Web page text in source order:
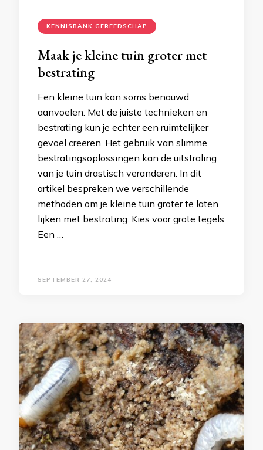
KENNISBANK GEREEDSCHAP
Maak je kleine tuin groter met
bestrating
Een kleine tuin kan soms benauwd
aanvoelen. Met de juiste technieken en
bestrating kun je echter een ruimtelijker
gevoel creëren. Het gebruik van slimme
bestratingsoplossingen kan de uitstraling
van je tuin drastisch veranderen. In dit
artikel bespreken we verschillende
methoden om je kleine tuin groter te laten
lijken met bestrating. Kies voor grote tegels
Een …
SEPTEMBER 27, 2024